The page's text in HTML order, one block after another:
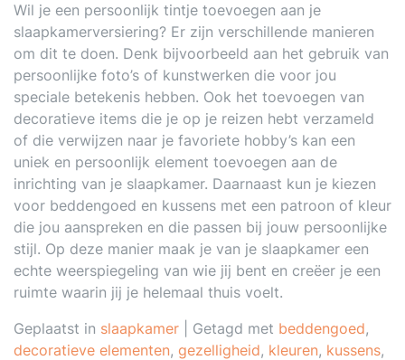
Wil je een persoonlijk tintje toevoegen aan je
slaapkamerversiering? Er zijn verschillende manieren
om dit te doen. Denk bijvoorbeeld aan het gebruik van
persoonlijke foto’s of kunstwerken die voor jou
speciale betekenis hebben. Ook het toevoegen van
decoratieve items die je op je reizen hebt verzameld
of die verwijzen naar je favoriete hobby’s kan een
uniek en persoonlijk element toevoegen aan de
inrichting van je slaapkamer. Daarnaast kun je kiezen
voor beddengoed en kussens met een patroon of kleur
die jou aanspreken en die passen bij jouw persoonlijke
stijl. Op deze manier maak je van je slaapkamer een
echte weerspiegeling van wie jij bent en creëer je een
ruimte waarin jij je helemaal thuis voelt.
Geplaatst in slaapkamer Getagd met beddengoed,
decoratieve elementen, gezelligheid, kleuren, kussens,